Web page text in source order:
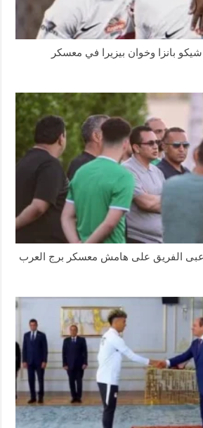
بانزا وخوان بيزيرا في معسكر
الفريق على هامش معسكر برج العرب